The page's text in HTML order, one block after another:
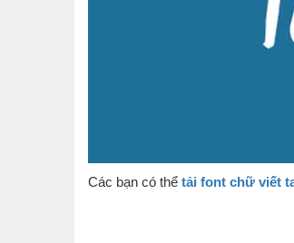
Các bạn có thể tải font chữ viết